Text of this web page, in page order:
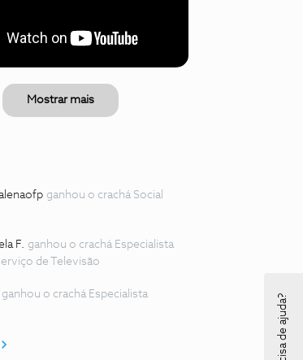
Mostrar mais
ganhou o crachá Social
F. ganhou o crachá Especialista
de Televisão
ganhou o crachá Especialista Precisa de ajuda?